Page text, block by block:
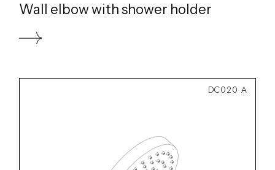
Wall elbow with shower holder
DC020 A